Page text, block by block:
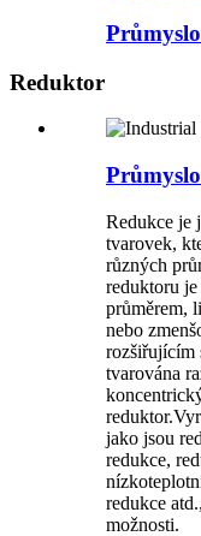
Reduktor
Redukce je
tvarovek,
různých
reduktoru
průměrem,
nebo
rozšiřujícím
tvarována
jako jsou
redukce,
redukce
možnosti.